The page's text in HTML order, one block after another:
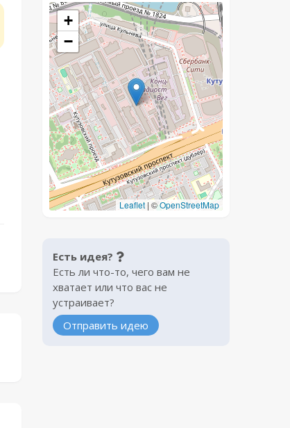
+
−
Leaflet | ©OpenStreetMap
Есть идея?
Есть ли что-то, чего вам не
хватает или что вас не
устраивает?
Отправить идею